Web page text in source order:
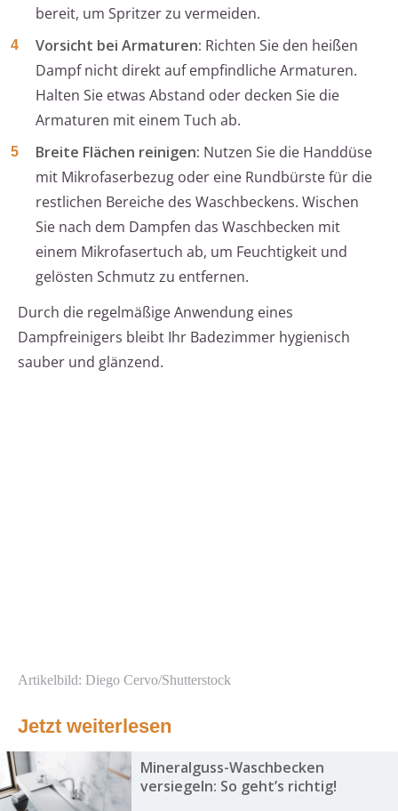
bereit, um Spritzer zu vermeiden.
Vorsicht bei Armaturen: Richten Sie den heißen
Dampf nicht direkt auf empfindliche Armaturen.
Halten Sie etwas Abstand oder decken Sie die
Armaturen mit einem Tuch ab.
Breite Flächen reinigen: Nutzen Sie die Handdüse
mit Mikrofaserbezug oder eine Rundbürste für die
restlichen Bereiche des Waschbeckens. Wischen
Sie nach dem Dampfen das Waschbecken mit
einem Mikrofasertuch ab, um Feuchtigkeit und
gelösten Schmutz zu entfernen.
Durch die regelmäßige Anwendung eines
Dampfreinigers bleibt Ihr Badezimmer hygienisch
sauber und glänzend.
Artikelbild: Diego Cervo/Shutterstock
Jetzt weiterlesen
Mineralguss-Waschbecken
versiegeln: So geht’s richtig!